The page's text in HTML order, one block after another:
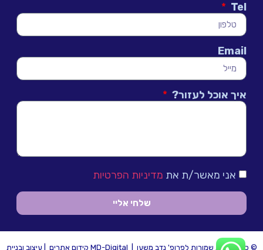
Tel
Email
איך אוכל לעזור?
אני מאשר/ת את מדיניות הפרטיות
שלחי אליי
© כל הזכויות שמורות לפרופ' נדב משען | MD-Digital קידום אתרים | עיצוב ובניית